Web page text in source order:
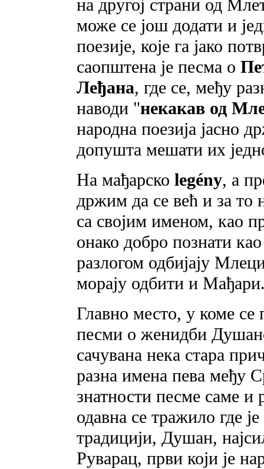
на другој страни од
може се још додати и
поезије, које га јако
саопштена je песма о
Леђана, где се, међу
наводи "некакав од
народна поезија јасно
допушта мешати их
На мађарско legény, a
држим да се већ и за
са својим именом, као
онако добро познати
разлогом одбијају
морају одбити и
Главно место, у коме
песми о женидби
сачувана нека стара
разна имена пева међу
знатности песме саме
одавна се тражило где
традицији, Душан,
Руварац, први који je